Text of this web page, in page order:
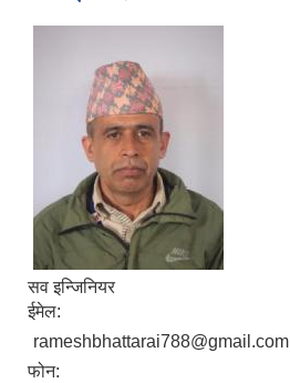
सव इन्जिनियर
ईमेल:
rameshbhattarai788@gmail.com
फोन: